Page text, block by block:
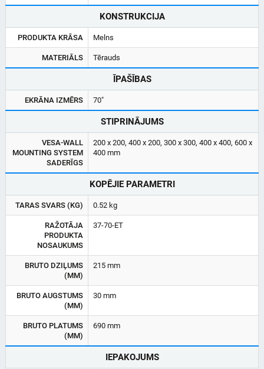
KONSTRUKCIJA
PRODUKTA KRĀSA Melns
MATERIĀLS Tērauds
ĪPAŠĪBAS
EKRĀNA IZMĒRS 70"
STIPRINĀJUMS
VESA-WALL
MOUNTING SYSTEM
SADERĪGS
200 x 200, 400 x 200, 300 x 300, 400 x 400, 600 x
400 mm
KOPĒJIE PARAMETRI
TARAS SVARS (KG) 0.52 kg
RAŽOTĀJA
PRODUKTA
NOSAUKUMS
37-70-ET
BRUTO DZIĻUMS
(MM)
215 mm
BRUTO AUGSTUMS
(MM)
30 mm
BRUTO PLATUMS
(MM)
690 mm
IEPAKOJUMS